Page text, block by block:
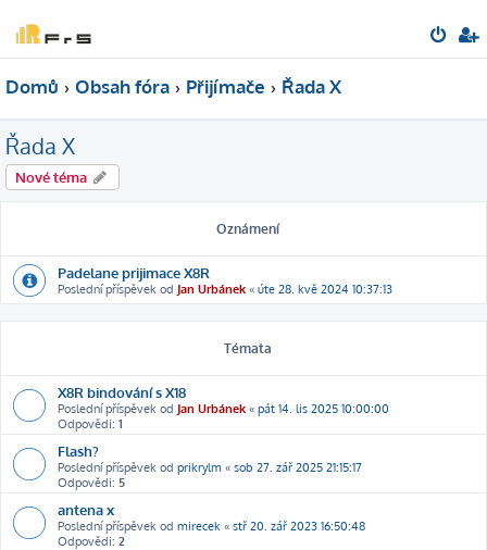
Domů Obsah fóra Přijímače Řada X
Řada X
Nové téma
Oznámení
Padelane prijimace X8R
Poslední příspěvek od Jan Urbánek « úte 28. kvě 2024 10:37:13
Témata
X8R bindování s X18
Poslední příspěvek od Jan Urbánek « pát 14. lis 2025 10:00:00
Odpovědi: 1
Flash?
Poslední příspěvek od prikrylm « sob 27. zář 2025 21:15:17
Odpovědi: 5
antena x
Poslední příspěvek od mirecek « stř 20. zář 2023 16:50:48
Odpovědi: 2